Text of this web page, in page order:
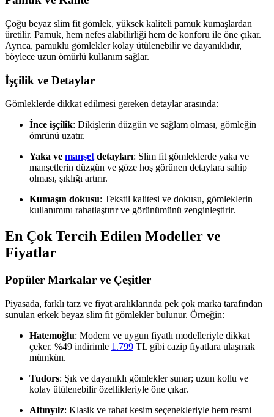
Çoğu beyaz slim fit gömlek, yüksek kaliteli pamuk kumaşlardan
üretilir. Pamuk, hem nefes alabilirliği hem de konforu ile öne çıkar.
Ayrıca, pamuklu gömlekler kolay ütülenebilir ve dayanıklıdır,
böylece uzun ömürlü kullanım sağlar.
İşçilik ve Detaylar
Gömleklerde dikkat edilmesi gereken detaylar arasında:
İnce işçilik: Dikişlerin düzgün ve sağlam olması, gömleğin
ömrünü uzatır.
Yaka ve manşet detayları: Slim fit gömleklerde yaka ve
manşetlerin düzgün ve göze hoş görünen detaylara sahip
olması, şıklığı artırır.
Kumaşın dokusu: Tekstil kalitesi ve dokusu, gömleklerin
kullanımını rahatlaştırır ve görünümünü zenginleştirir.
En Çok Tercih Edilen Modeller ve
Fiyatlar
Popüler Markalar ve Çeşitler
Piyasada, farklı tarz ve fiyat aralıklarında pek çok marka tarafından
sunulan erkek beyaz slim fit gömlekler bulunur. Örneğin:
Hatemoğlu: Modern ve uygun fiyatlı modelleriyle dikkat
çeker. %49 indirimle 1.799 TL gibi cazip fiyatlara ulaşmak
mümkün.
Tudors: Şık ve dayanıklı gömlekler sunar; uzun kollu ve
kolay ütülenebilir özellikleriyle öne çıkar.
Altınyılz: Klasik ve rahat kesim seçenekleriyle hem resmi